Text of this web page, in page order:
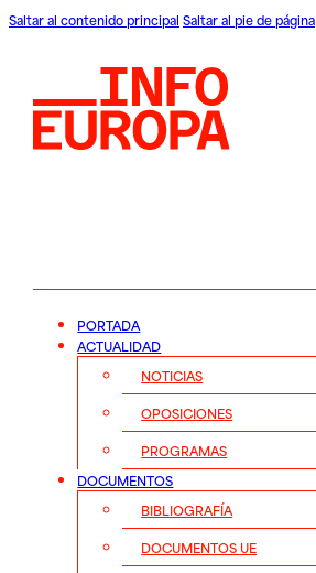
Saltar al contenido principal Saltar al pie de página
PORTADA
ACTUALIDAD
NOTICIAS
OPOSICIONES
PROGRAMAS
DOCUMENTOS
BIBLIOGRAFÍA
DOCUMENTOS UE